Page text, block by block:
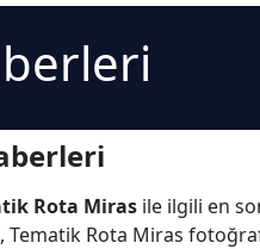
Rota Miras ile ilgili en
Rota Miras